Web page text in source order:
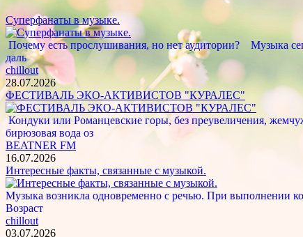
Суперфанаты в музыке.
Почему есть прослушивания, но нет аудитории? Музыка
даль
chillout
28.07.2026
ФЕСТИВАЛЬ ЭКО-АКТИВИСТОВ "КУРАЛЕС"
Кондуки или Романцевские горы, без преувеличения,
бирюзовая вода оз
BEATNER FM
16.07.2026
Интересные факты, связанные с музыкой.
Музыка возникла одновременно с речью. При выполнении
Возраст
chillout
03.07.2026